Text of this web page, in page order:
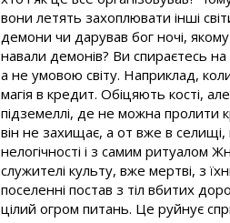
вони летять захоплювати інші
демони чи дарував бог ночі,
навали демонів? Ви спираєтесь
а не умовою світу. Наприклад,
магія в кредит. Обіцяють кості,
підземеллі, де не можна пролити
він не захищає, а от вже в
нелогічності і з самим
служителі культу, вже мертві, з
поселенні постав з тіл вбитих
цілий огром питань. Це руйнує